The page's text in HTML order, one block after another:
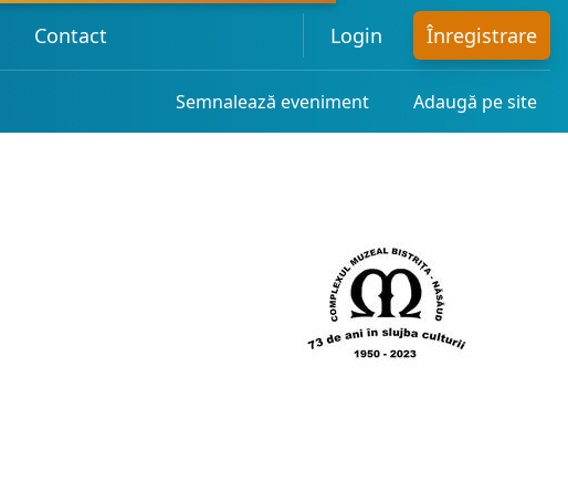
Contact Login Înregistrare
Semnalează eveniment Adaugă pe site